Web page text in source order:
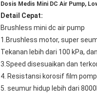
Dosis Medis Mini DC Air Pump,
Detail Cepat:
Brushless mini dc air pump
1.Brushless motor, super
Tekanan lebih dari 100 kPa,
3.Speed ​​disesuaikan dan
4. Resistansi korosif film
5. seumur hidup lebih dari